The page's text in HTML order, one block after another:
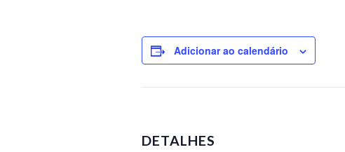
Adicionar ao calendário
DETALHES